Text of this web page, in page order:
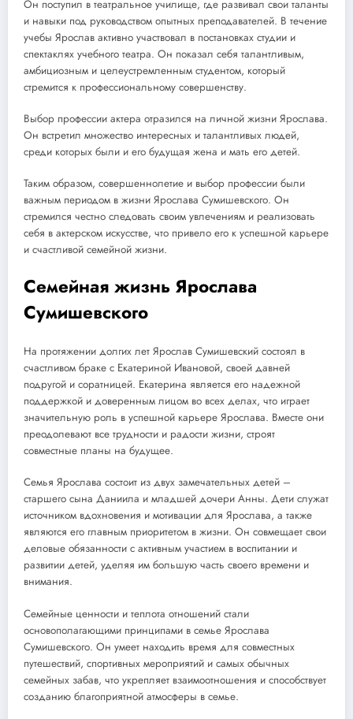
Он поступил в театральное училище, где развивал свои таланты
и навыки под руководством опытных преподавателей. В течение
учебы Ярослав активно участвовал в постановках студии и
спектаклях учебного театра. Он показал себя талантливым,
амбициозным и целеустремленным студентом, который
стремится к профессиональному совершенству.
Выбор профессии актера отразился на личной жизни Ярослава.
Он встретил множество интересных и талантливых людей,
среди которых были и его будущая жена и мать его детей.
Таким образом, совершеннолетие и выбор профессии были
важным периодом в жизни Ярослава Сумишевского. Он
стремился честно следовать своим увлечениям и реализовать
себя в актерском искусстве, что привело его к успешной карьере
и счастливой семейной жизни.
Семейная жизнь Ярослава
Сумишевского
На протяжении долгих лет Ярослав Сумишевский состоял в
счастливом браке с Екатериной Ивановой, своей давней
подругой и соратницей. Екатерина является его надежной
поддержкой и доверенным лицом во всех делах, что играет
значительную роль в успешной карьере Ярослава. Вместе они
преодолевают все трудности и радости жизни, строят
совместные планы на будущее.
Семья Ярослава состоит из двух замечательных детей –
старшего сына Даниила и младшей дочери Анны. Дети служат
источником вдохновения и мотивации для Ярослава, а также
являются его главным приоритетом в жизни. Он совмещает свои
деловые обязанности с активным участием в воспитании и
развитии детей, уделяя им большую часть своего времени и
внимания.
Семейные ценности и теплота отношений стали
основополагающими принципами в семье Ярослава
Сумишевского. Он умеет находить время для совместных
путешествий, спортивных мероприятий и самых обычных
семейных забав, что укрепляет взаимоотношения и способствует
созданию благоприятной атмосферы в семье.